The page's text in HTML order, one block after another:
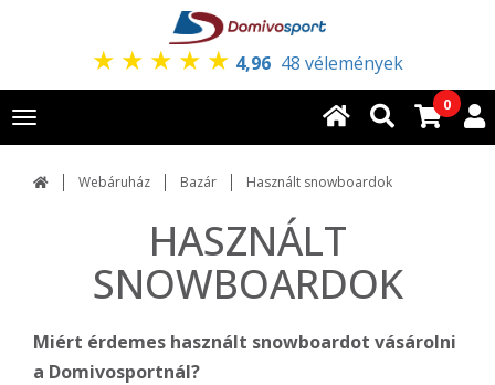
★ ★ ★ ★ ★ 4,96 48 vélemények
Toggle
navigation
0
Webáruház Bazár Használt snowboardok
HASZNÁLT
SNOWBOARDOK
Miért érdemes használt snowboardot vásárolni
a Domivosportnál?